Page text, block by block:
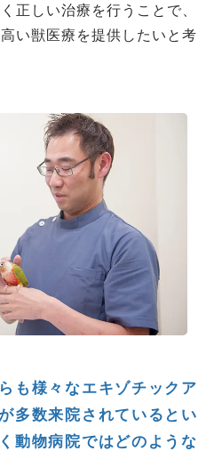
正しい治療を行うことで、
い獣医療を提供したいと考
も様々なエキゾチックア
多数来院されているとい
動物病院ではどのような